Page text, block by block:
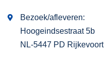
Bezoek/afleveren:
Hoogeindsestraat 5b
NL-5447 PD Rijkevoort